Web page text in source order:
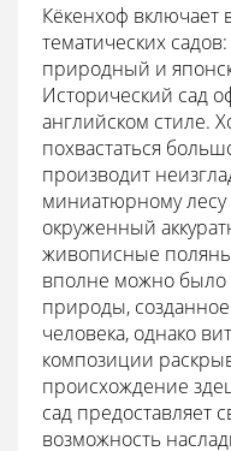
Кёкенхоф включает
тематических
природный и
Исторический сад
английском стиле.
похвастаться
производит
миниатюрному
окруженный
живописные
вполне можно было
природы,
человека, однако
композиции
происхождение
сад предоставляет
возможность